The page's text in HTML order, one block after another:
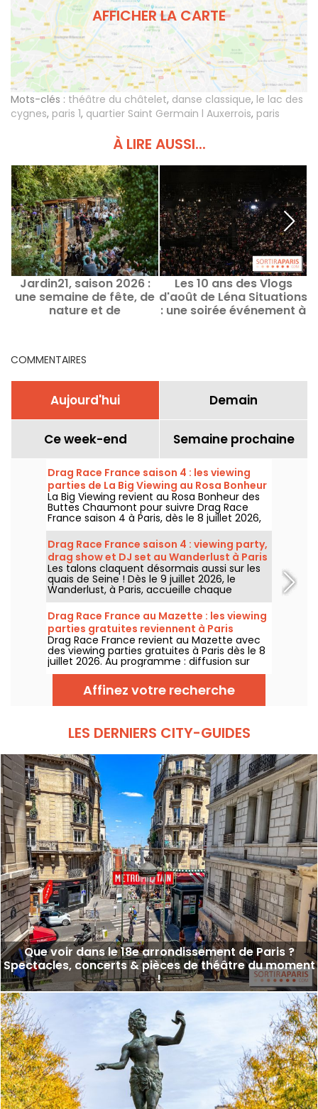
AFFICHER LA CARTE
Mots-clés : théâtre du châtelet, danse classique, le lac des
cygnes, paris 1, quartier Saint Germain l Auxerrois, paris
À LIRE AUSSI...
Jardin21, saison 2026 :
une semaine de fête, de
nature et de
Les 10 ans des Vlogs
d'août de Léna Situations
: une soirée événement à
COMMENTAIRES
Aujourd'hui Demain
Ce week-end Semaine prochaine
Drag Race France saison 4 : les viewing
parties de La Big Viewing au Rosa Bonheur
La Big Viewing revient au Rosa Bonheur des
Buttes Chaumont pour suivre Drag Race
France saison 4 à Paris, dès le 8 juillet 2026,
puis chaque soir de diffusion. Animée par La
Big Bertha, cette viewing party réunit
projection de l’épisode, performances drag,
quiz, invités et surprises.
Drag Race France saison 4 : viewing party,
drag show et DJ set au Wanderlust à Paris
Les talons claquent désormais aussi sur les
quais de Seine ! Dès le 9 juillet 2026, le
Wanderlust, à Paris, accueille chaque
semaine une viewing party de Drag Race
France saison 4, avec projection des
épisodes, drag shows et DJ sets jusqu'au
bout de la nuit.
Drag Race France au Mazette : les viewing
parties gratuites reviennent à Paris
Drag Race France revient au Mazette avec
des viewing parties gratuites à Paris dès le 8
juillet 2026. Au programme : diffusion sur
écran géant, shows drag, commentaires en
direct, guests queer et ambiance festive
chaque jeudi.Affinez votre recherche
LES DERNIERS CITY-GUIDES
Que voir dans le 18e arrondissement de Paris ?
Spectacles, concerts & pièces de théâtre du moment
!